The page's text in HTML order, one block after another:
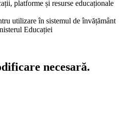
platforme și resurse educaționale
utilizare în sistemul de învățământ
Educației
necesară.